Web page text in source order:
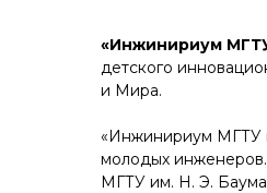
«Инжинириум
детского
и Мира.
«Инжинириум МГТУ
молодых
МГТУ им. Н. Э.